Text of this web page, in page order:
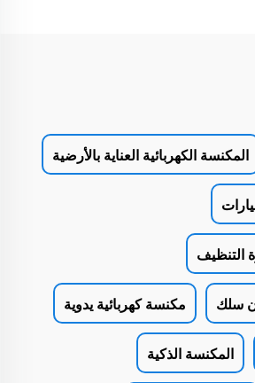
المكنسة الكهربائية العناية بالأرضية
التنظيف
سلك مكنسة كهربائية يدوية
المكنسة الذكية